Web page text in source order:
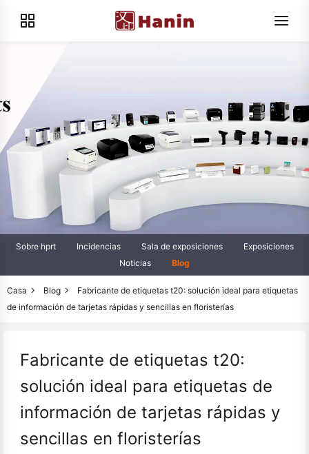
Sobre hprt Incidencias Sala de exposiciones
Exposiciones
Noticias
Blog
Casa Blog
Fabricante de etiquetas t20: solución ideal para etiquetas
de información de tarjetas rápidas y sencillas en floristerías
Fabricante de etiquetas t20:
solución ideal para etiquetas de
información de tarjetas rápidas y
sencillas en floristerías